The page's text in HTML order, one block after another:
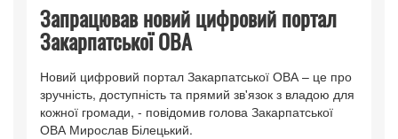
Запрацював новий цифровий портал
Закарпатської ОВА
Новий цифровий портал Закарпатської ОВА – це про
зручність, доступність та прямий зв'язок з владою для
кожної громади, - повідомив голова Закарпатської
ОВА Мирослав Білецький.